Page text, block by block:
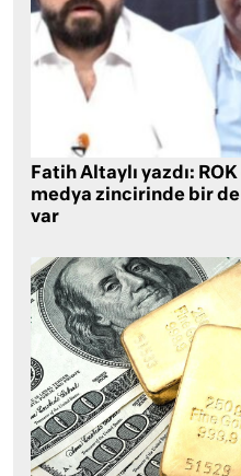
Fatih Altaylı yazdı:
medya zincirinde bir
var